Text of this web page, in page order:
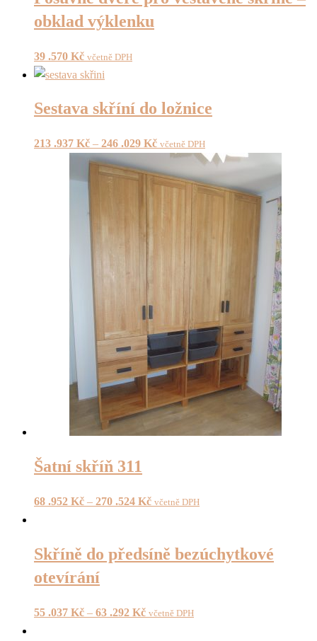
obklad výklenku
39 .570 Kč včetně DPH
Sestava skříní do ložnice
213 .937 Kč – 246 .029 Kč včetně DPH
Šatní skříň 311
68 .952 Kč – 270 .524 Kč včetně DPH
Skříně do předsíně bezúchytkové
otevírání
55 .037 Kč – 63 .292 Kč včetně DPH